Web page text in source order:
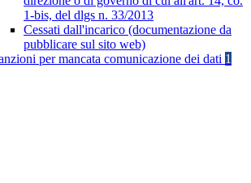
1-bis, del dlgs n. 33/2013
Cessati dall'incarico (documentazione da
pubblicare sul sito web)
per mancata comunicazione dei dati 1